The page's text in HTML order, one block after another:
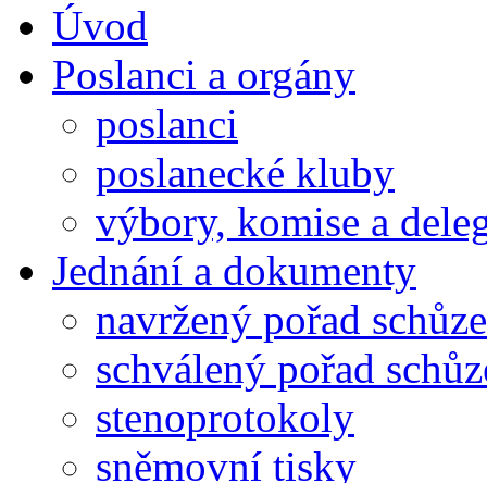
Úvod
Poslanci a orgány
poslanci
poslanecké kluby
výbory, komise a
Jednání a dokumenty
navržený pořad schůze
schválený pořad
stenoprotokoly
sněmovní tisky